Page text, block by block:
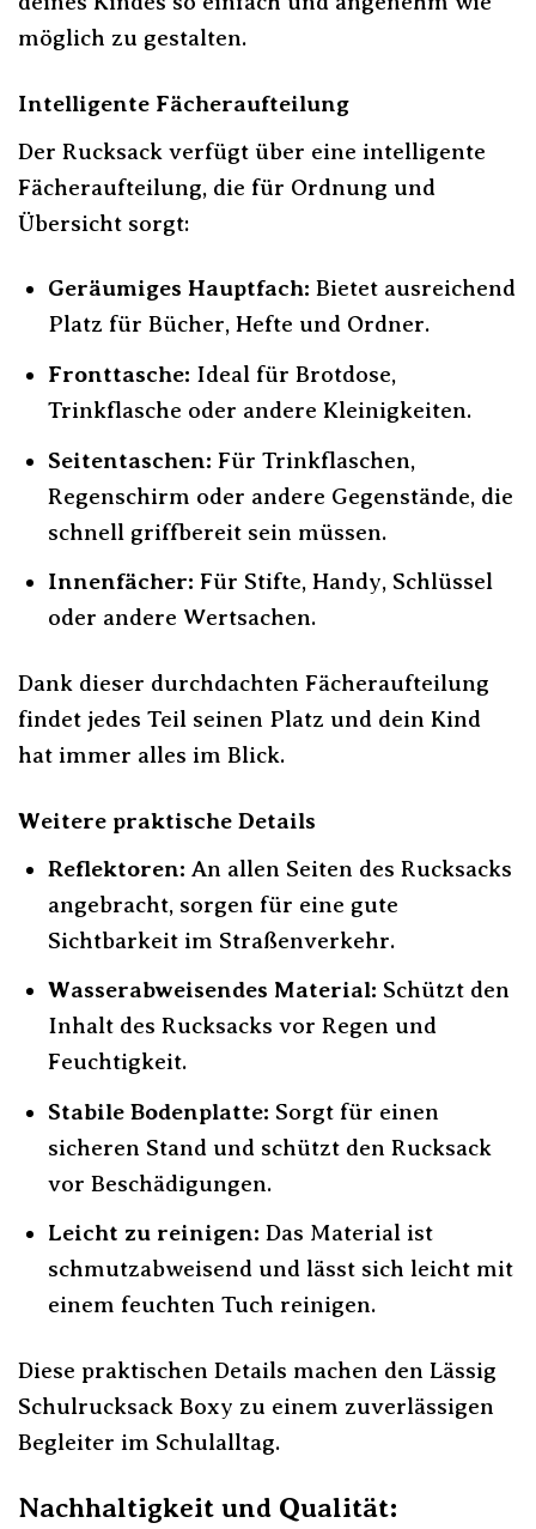
möglich zu gestalten.
Intelligente Fächeraufteilung
Der Rucksack verfügt über eine intelligente
Fächeraufteilung, die für Ordnung und
Übersicht sorgt:
Geräumiges Hauptfach: Bietet ausreichend
Platz für Bücher, Hefte und Ordner.
Fronttasche: Ideal für Brotdose,
Trinkflasche oder andere Kleinigkeiten.
Seitentaschen: Für Trinkflaschen,
Regenschirm oder andere Gegenstände, die
schnell griffbereit sein müssen.
Innenfächer: Für Stifte, Handy, Schlüssel
oder andere Wertsachen.
Dank dieser durchdachten Fächeraufteilung
findet jedes Teil seinen Platz und dein Kind
hat immer alles im Blick.
Weitere praktische Details
Reflektoren: An allen Seiten des Rucksacks
angebracht, sorgen für eine gute
Sichtbarkeit im Straßenverkehr.
Wasserabweisendes Material: Schützt den
Inhalt des Rucksacks vor Regen und
Feuchtigkeit.
Stabile Bodenplatte: Sorgt für einen
sicheren Stand und schützt den Rucksack
vor Beschädigungen.
Leicht zu reinigen: Das Material ist
schmutzabweisend und lässt sich leicht mit
einem feuchten Tuch reinigen.
Diese praktischen Details machen den Lässig
Schulrucksack Boxy zu einem zuverlässigen
Begleiter im Schulalltag.
Nachhaltigkeit und Qualität: